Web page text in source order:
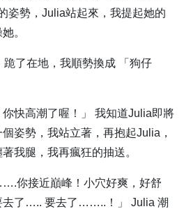
姿勢，Julia站起來，我提起她的
。
了在地，我順勢換成 「狗仔
你快高潮了喔！」 我知道Julia即將
姿勢，我站立著，再抱起Julia，
我腿，我再瘋狂的抽送。
你接近巔峰！小穴好爽，好舒
了….. 要去了……..！」 Julia 潮